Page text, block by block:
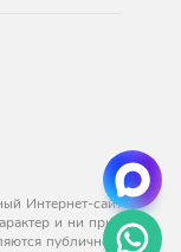
Интернет-сайт
и ни при
публичной